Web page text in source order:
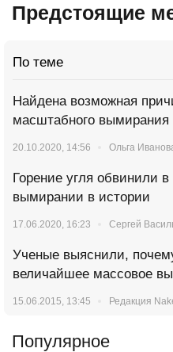
Предстоящие
По теме
Найдена возможная
масштабного вымирания
20.10.2020, 14:56 Ольга
Горение угля обвинили
вымирании в истории
17.06.2020, 16:23 Сергей
Ученые выяснили,
величайшее массовое
15.06.2015, 13:45 Редакция
Популярное